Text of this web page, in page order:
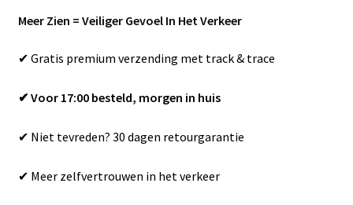
Meer Zien = Veiliger Gevoel In Het Verkeer
✔ Gratis premium verzending met track & trace
✔ Voor 17:00 besteld, morgen in huis
✔ Niet tevreden? 30 dagen retourgarantie
✔ Meer zelfvertrouwen in het verkeer